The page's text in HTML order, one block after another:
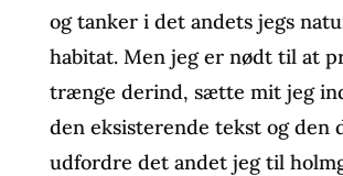
og tanker i det andets jegs
habitat. Men jeg er nødt til at
trænge derind, sætte mit jeg
den eksisterende tekst og den
udfordre det andet jeg til